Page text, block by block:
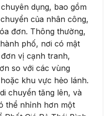
dụng, bao gồm
của nhân công,
đơn. Thông thường,
phố, nơi có mật
vị cạnh tranh,
so với các vùng
khu vực hẻo lánh.
chuyển tăng lên, và
thể nhỉnh hơn một